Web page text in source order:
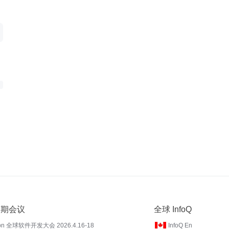
会议
全球软件开发大会 2026.4.16-18
全球 InfoQ
InfoQ En